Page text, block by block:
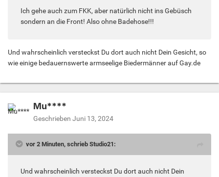
Ich gehe auch zum FKK, aber natürlich nicht ins Gebüsch
sondern an die Front! Also ohne Badehose!!!
Und wahrscheinlich versteckst Du dort auch nicht Dein Gesicht, so
wie einige bedauernswerte armseelige Biedermänner auf Gay.de
Mu****
Geschrieben Juni 13, 2024
vor 2 Minuten, schrieb Studio21:
Und wahrscheinlich versteckst Du dort auch nicht Dein